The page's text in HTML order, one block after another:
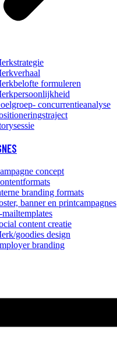
formuleren
concurrentieanalyse
concept
branding formats
banner en printcampagnes
mailtemplates
content creatie
goodies design
branding